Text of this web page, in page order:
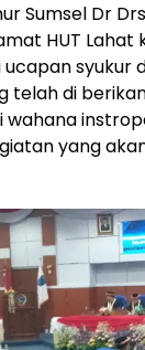
Sumsel Dr
HUT Lahat
syukur
telah di
wahana
yang